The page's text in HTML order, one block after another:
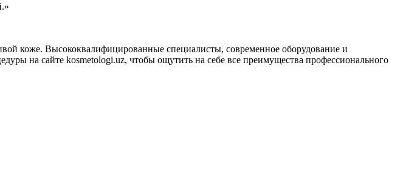
коже. Высококвалифицированные специалисты, современное оборудование и
на сайте kosmetologi.uz, чтобы ощутить на себе все преимущества профессионального